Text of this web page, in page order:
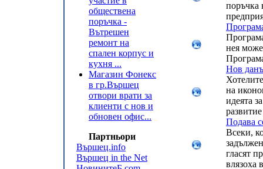
обществена
поръчка -
Вътрешен
ремонт на
спален корпус и
кухня ...
Магазин Фонекс
в гр.Вършец
отвори врати за
клиенти с нов и
обновен офис...
Партньори
Вършец.info
Вършец in the Net
поръчка
нея
Нов
на
идеята
Подава
Всеки,
гласят
влязоха